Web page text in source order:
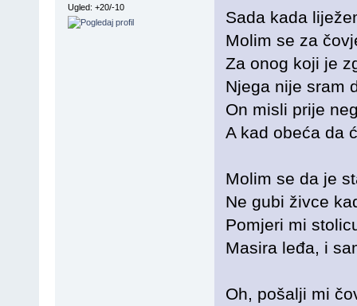
Ugled: +20/-10
Sada kada
Molim se za
Za onog koji je
Njega nije sram
On misli prije
A kad obeća da
Molim se da je
Ne gubi živce
Pomjeri mi
Masira leđa, i
Oh, pošalji mi